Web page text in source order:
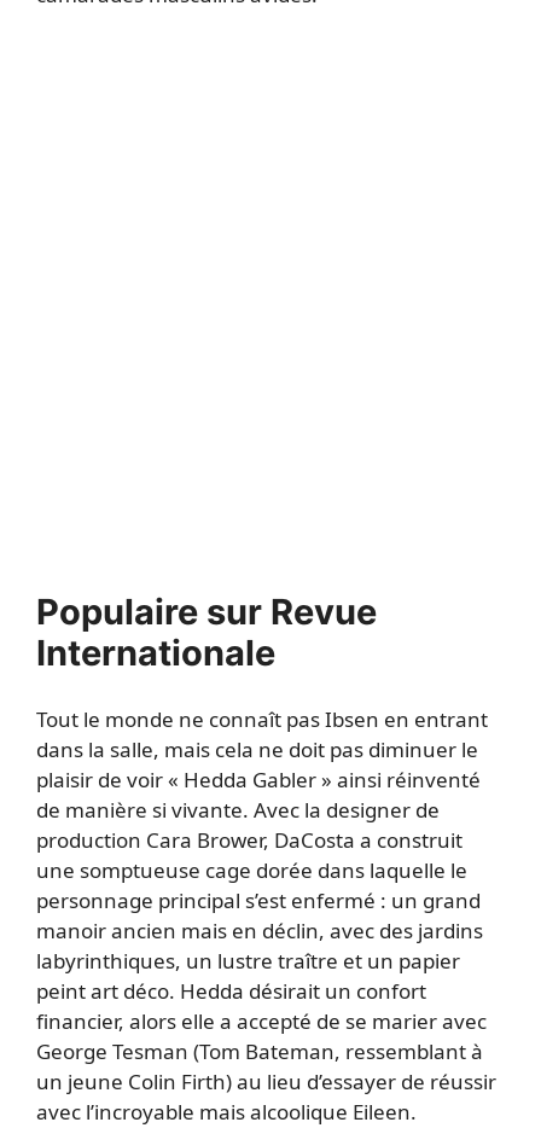
Populaire sur Revue
Internationale
Tout le monde ne connaît pas Ibsen en entrant
dans la salle, mais cela ne doit pas diminuer le
plaisir de voir « Hedda Gabler » ainsi réinventé
de manière si vivante. Avec la designer de
production Cara Brower, DaCosta a construit
une somptueuse cage dorée dans laquelle le
personnage principal s’est enfermé : un grand
manoir ancien mais en déclin, avec des jardins
labyrinthiques, un lustre traître et un papier
peint art déco. Hedda désirait un confort
financier, alors elle a accepté de se marier avec
George Tesman (Tom Bateman, ressemblant à
un jeune Colin Firth) au lieu d’essayer de réussir
avec l’incroyable mais alcoolique Eileen.